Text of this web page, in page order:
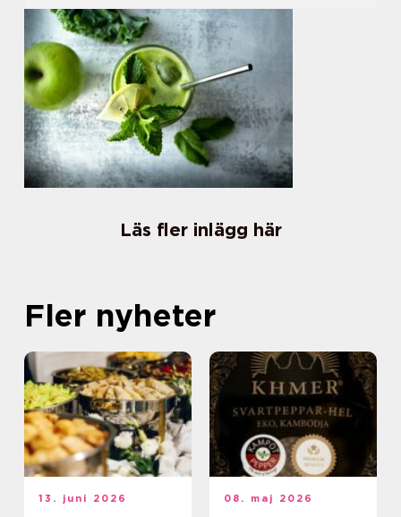
Läs fler inlägg här
Fler nyheter
13. juni 2026 08. maj 2026